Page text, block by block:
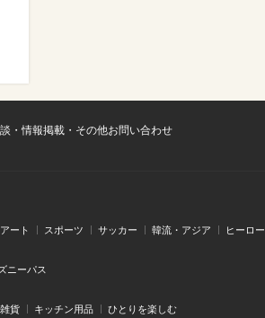
・情報掲載・その他お問い合わせ
アート スポーツ サッカー 韓流・アジア ヒーロー
ニーパス
雑貨 キッチン用品 ひとりを楽しむ